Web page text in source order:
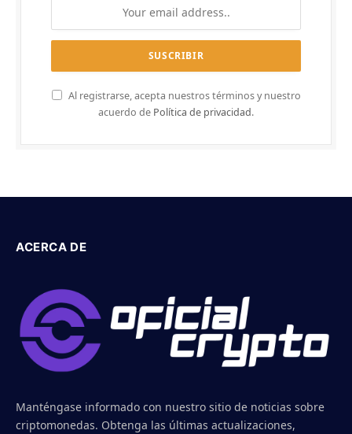
Al registrarse, acepta nuestros términos y nuestro
acuerdo de Política de privacidad.
ACERCA DE
Manténgase informado con nuestro sitio de noticias sobre
criptomonedas. Obtenga las últimas actualizaciones,